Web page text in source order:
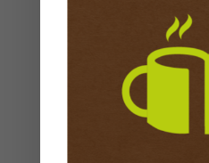
: 9781576587492
Referencia de
: 0,185kg
Cubierta : Rústica